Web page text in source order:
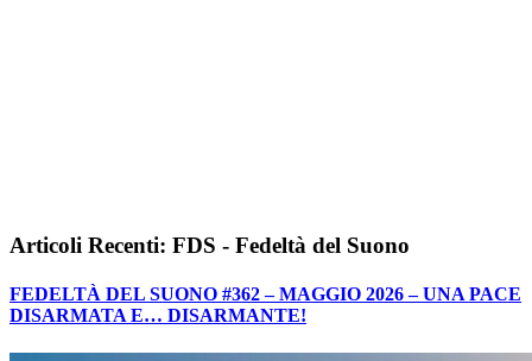
Articoli Recenti: FDS - Fedeltà del Suono
FEDELTÀ DEL SUONO #362 – MAGGIO 2026 – UNA PACE
DISARMATA E… DISARMANTE!